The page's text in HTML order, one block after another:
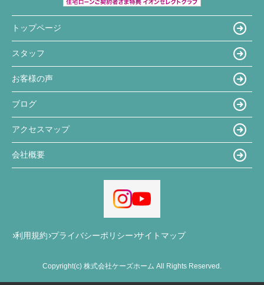
トップページ
スタッフ
お客様の声
ブログ
アクセスマップ
会社概要
利用規約 プライバシーポリシー サイトマップ
Copyright(c) 株式会社ケーズホーム All Rights Reserved.